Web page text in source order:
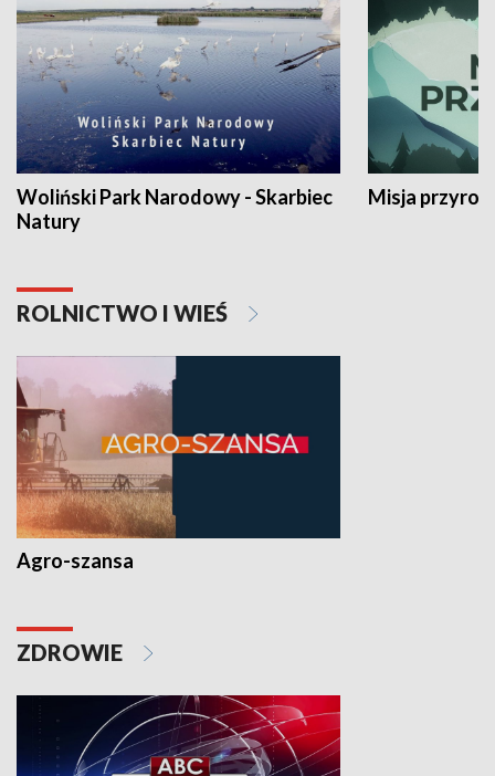
Woliński Park Narodowy - Skarbiec
Natury
Misja
ROLNICTWO I WIEŚ
Agro-szansa
ZDROWIE